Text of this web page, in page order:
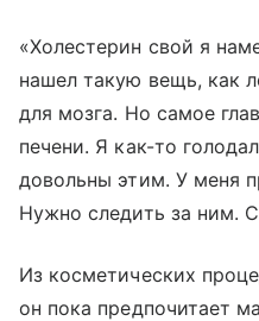
«Холестерин свой я
нашел такую вещь, как
для мозга. Но самое
печени. Я как-то
довольны этим. У меня
Нужно следить за ним.
Из косметических
он пока предпочитает